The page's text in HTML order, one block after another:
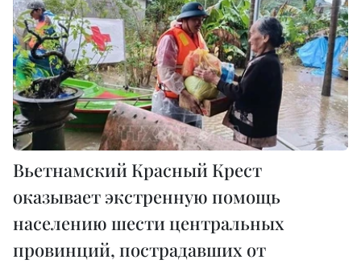
Вьетнамский Красный Крест
оказывает экстренную помощь
населению шести центральных
провинций, пострадавших от